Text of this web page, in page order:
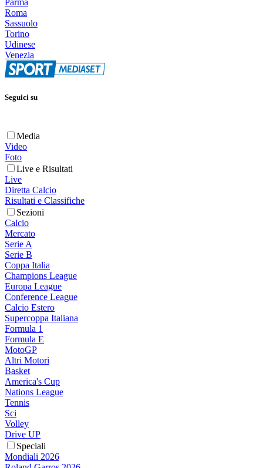
Parma
Roma
Sassuolo
Torino
Udinese
Venezia
Seguici su
Media
Video
Foto
Live e Risultati
Live
Diretta Calcio
Risultati e Classifiche
Sezioni
Calcio
Mercato
Serie A
Serie B
Coppa Italia
Champions League
Europa League
Conference League
Calcio Estero
Supercoppa Italiana
Formula 1
Formula E
MotoGP
Altri Motori
Basket
America's Cup
Nations League
Tennis
Sci
Volley
Drive UP
Speciali
Mondiali 2026